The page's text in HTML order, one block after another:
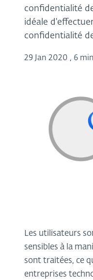
confidentialité
idéale
confidentialité
29 Jan 2020 , 6
Les utilisateurs
sensibles à la
sont traitées, ce
entreprises